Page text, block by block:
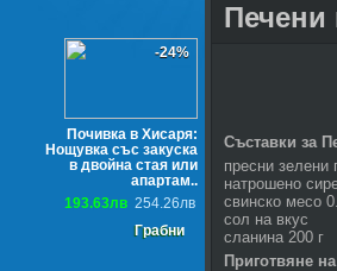
-24%
Почивка в Хисаря:
Нощувка със закуска
в двойна стая или
апартам..
193.63лв 254.26лв
Грабни
Печени
Съставки за
пресни зелени
натрошено
свинско месо
сол на вкус
сланина 200 г
Приготвяне